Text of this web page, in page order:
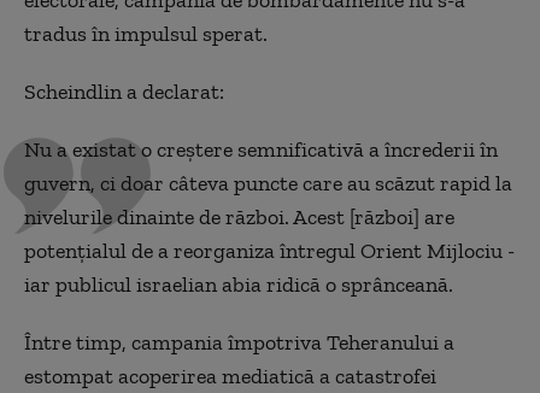
tradus în impulsul sperat.
Scheindlin a declarat:
Nu a existat o creștere semnificativă a încrederii în
guvern, ci doar câteva puncte care au scăzut rapid la
nivelurile dinainte de război. Acest [război] are
potențialul de a reorganiza întregul Orient Mijlociu -
iar publicul israelian abia ridică o sprânceană.
Între timp, campania împotriva Teheranului a
estompat acoperirea mediatică a catastrofei